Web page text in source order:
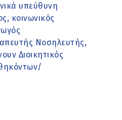
υπεύθυνη
κοινωνικός
Νοσηλευτής,
Διοικητικός